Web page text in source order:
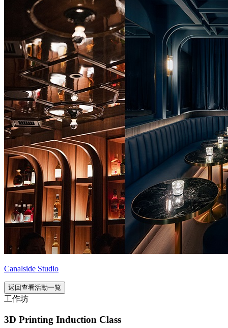
Canalside Studio
返回查看活動一覧
工作坊
3D Printing Induction Class